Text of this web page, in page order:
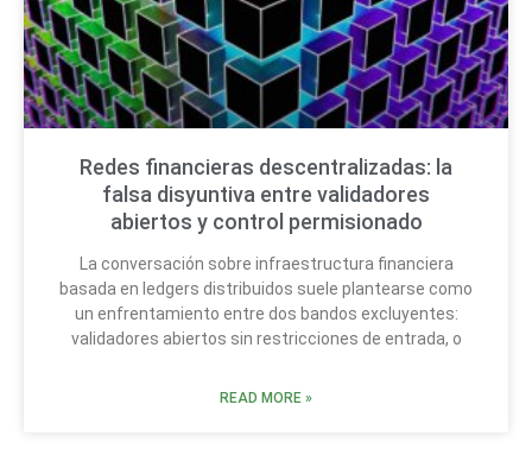
Redes financieras descentralizadas: la
falsa disyuntiva entre validadores
abiertos y control permisionado
La conversación sobre infraestructura financiera
basada en ledgers distribuidos suele plantearse como
un enfrentamiento entre dos bandos excluyentes:
validadores abiertos sin restricciones de entrada, o
READ MORE »